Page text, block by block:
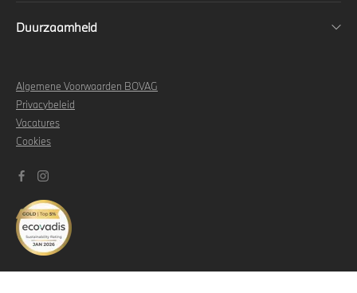
Duurzaamheid
Algemene Voorwaarden BOVAG
Privacybeleid
Vacatures
Cookies